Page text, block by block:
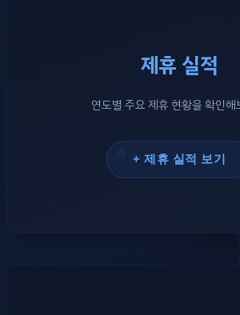
제휴 실적
연도별 주요 제휴 현황을 확인해
+ 제휴 실적 보기